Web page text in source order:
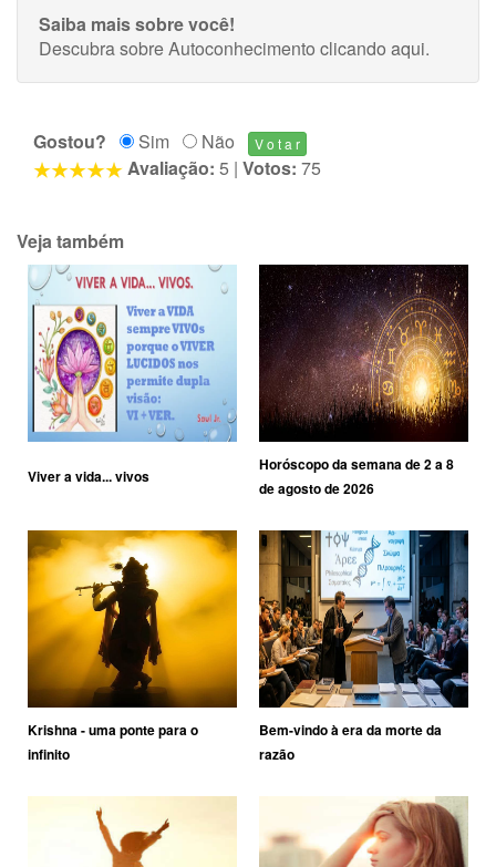
Saiba mais sobre você!
Descubra sobre Autoconhecimento clicando aqui.
Gostou? Sim
Não
Avaliação: 5 | Votos: 75
Veja também
Viver a vida... vivos
Horóscopo da semana de 2 a 8
de agosto de 2026
Krishna - uma ponte para o
infinito
Bem-vindo à era da morte da
razão